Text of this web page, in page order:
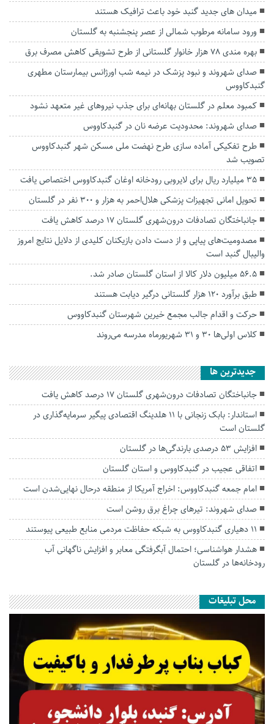
میدان های جدید گنبد خود باعث ترافیک هستند
ورود سامانه مرطوب شمالی از عصر پنجشنبه به گلستان
بهره مندی ۷۸ هزار خانوار گلستانی از طرح تشویقی کاهش مصرف برق
صدای شهروند و نبود پزشک در نیمه شب اورژانس بیمارستان مطهری
گنبدکاووس
کمبود معلم در گلستان بهانه‌ای برای جذب نیروهای غیر متعهد نشود
صدای شهروند: محدودیت عرضه نان در گنبدکاووس
طرح تفکیکی آماده سازی طرح نهضت ملی مسکن شهر گنبدکاووس
تصویب شد
۳۵ میلیارد ریال برای لایروبی رودخانه اوغان گنبدکاووس اختصاص یافت
تحویل امانی تجهیزات پزشکی هلال‌احمر به هزار و ۳۰۰ نفر در گلستان
جانباختگان تصادفات درون‌شهری گلستان ۱۷ درصد کاهش یافت
مصدومیت‌های پیاپی‌ و از دست دادن بازیکنان کلیدی از دلایل نتایج امروز
والیبال گنبد است
56.5 میلیون دلار کالا از استان گلستان صادر شد.
طبق برآورد ۱۲۰ هزار گلستانی درگیر دیابت هستند
حرکت و اقدام‌ جالب مجمع خیرین شهرستان گنبدکاووس
کلاس اولی‌ها ۳۰ و ۳۱ شهریورماه مدرسه می‌روند
جديدترين ها
جانباختگان تصادفات درون‌شهری گلستان ۱۷ درصد کاهش یافت
استاندار: بابک زنجانی با ۱۱ هلدینگ اقتصادی پیگیر سرمایه‌گذاری در
گلستان است
افزایش ۵۳ درصدی بارندگی‌ها در گلستان
اتفاقی عجیب در‌ گنبدکاووس و استان گلستان
امام جمعه گنبدکاووس: اخراج آمریکا از منطقه درحال نهایی‌شدن است
صدای شهروند: تیرهای چراغ برق روشن است
۱۱ دهیاری گنبدکاووس به شبکه حفاظت مردمی منابع طبیعی پیوستند
هشدار هواشناسی؛ احتمال آبگرفتگی معابر و افزایش ناگهانی آب
رودخانه‌ها در گلستان
محل تبلیغات